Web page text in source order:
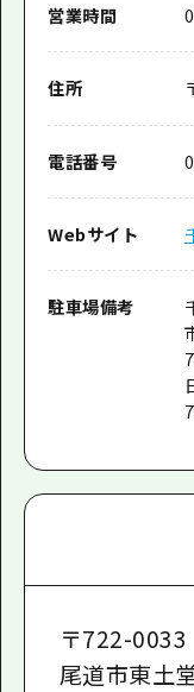
営業時間
住所
電話番号
Webサイト
駐車場備考
〒722-0033
尾道市東土